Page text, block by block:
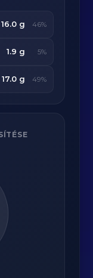
16.0 g 46%
1.9 g 5%
17.0 g 49%